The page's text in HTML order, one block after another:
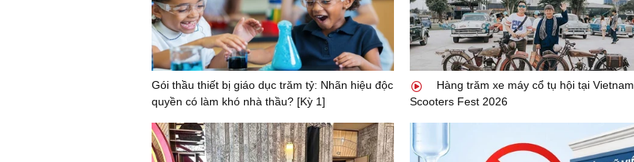
Gói thầu thiết bị giáo dục trăm tỷ: Nhãn hiệu độc
quyền có làm khó nhà thầu? [Kỳ 1]
Hàng trăm xe máy cổ tụ hội tại Vietnam
Scooters Fest 2026